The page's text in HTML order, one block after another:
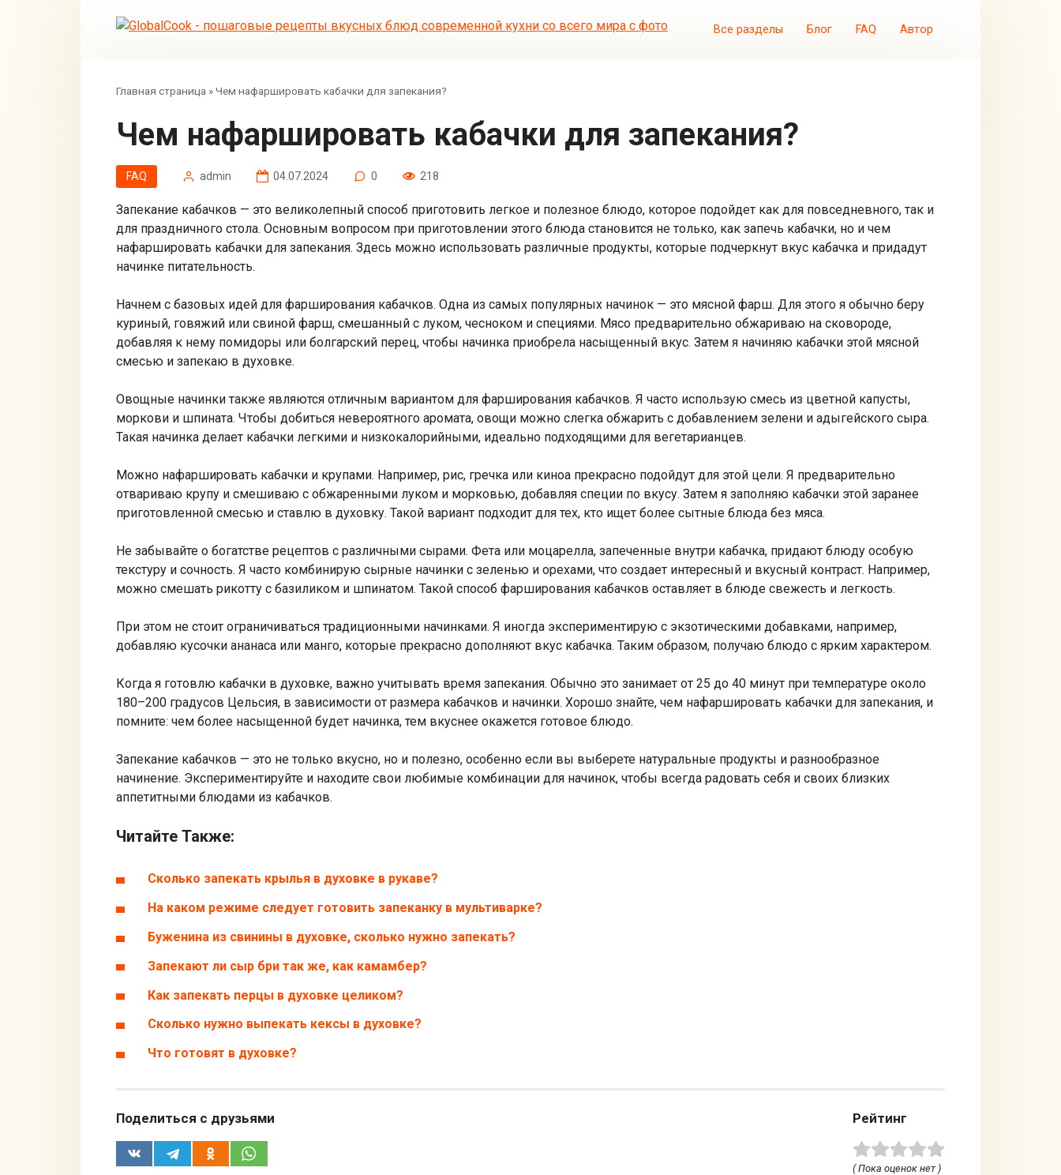
Все разделы Блог FAQ Автор
Главная страница »Чем нафаршировать кабачки для запекания?
Чем нафаршировать кабачки для запекания?
FAQ admin 04.07.2024 0 218
Запекание кабачков — это великолепный способ приготовить легкое и полезное блюдо, которое подойдет как для повседневного, так и
для праздничного стола. Основным вопросом при приготовлении этого блюда становится не только, как запечь кабачки, но и чем
нафаршировать кабачки для запекания. Здесь можно использовать различные продукты, которые подчеркнут вкус кабачка и придадут
начинке питательность.
Начнем с базовых идей для фарширования кабачков. Одна из самых популярных начинок — это мясной фарш. Для этого я обычно беру
куриный, говяжий или свиной фарш, смешанный с луком, чесноком и специями. Мясо предварительно обжариваю на сковороде,
добавляя к нему помидоры или болгарский перец, чтобы начинка приобрела насыщенный вкус. Затем я начиняю кабачки этой мясной
смесью и запекаю в духовке.
Овощные начинки также являются отличным вариантом для фарширования кабачков. Я часто использую смесь из цветной капусты,
моркови и шпината. Чтобы добиться невероятного аромата, овощи можно слегка обжарить с добавлением зелени и адыгейского сыра.
Такая начинка делает кабачки легкими и низкокалорийными, идеально подходящими для вегетарианцев.
Можно нафаршировать кабачки и крупами. Например, рис, гречка или киноа прекрасно подойдут для этой цели. Я предварительно
отвариваю крупу и смешиваю с обжаренными луком и морковью, добавляя специи по вкусу. Затем я заполняю кабачки этой заранее
приготовленной смесью и ставлю в духовку. Такой вариант подходит для тех, кто ищет более сытные блюда без мяса.
Не забывайте о богатстве рецептов с различными сырами. Фета или моцарелла, запеченные внутри кабачка, придают блюду особую
текстуру и сочность. Я часто комбинирую сырные начинки с зеленью и орехами, что создает интересный и вкусный контраст. Например,
можно смешать рикотту с базиликом и шпинатом. Такой способ фарширования кабачков оставляет в блюде свежесть и легкость.
При этом не стоит ограничиваться традиционными начинками. Я иногда экспериментирую с экзотическими добавками, например,
добавляю кусочки ананаса или манго, которые прекрасно дополняют вкус кабачка. Таким образом, получаю блюдо с ярким характером.
Когда я готовлю кабачки в духовке, важно учитывать время запекания. Обычно это занимает от 25 до 40 минут при температуре около
180–200 градусов Цельсия, в зависимости от размера кабачков и начинки. Хорошо знайте, чем нафаршировать кабачки для запекания, и
помните: чем более насыщенной будет начинка, тем вкуснее окажется готовое блюдо.
Запекание кабачков — это не только вкусно, но и полезно, особенно если вы выберете натуральные продукты и разнообразное
начинение. Экспериментируйте и находите свои любимые комбинации для начинок, чтобы всегда радовать себя и своих близких
аппетитными блюдами из кабачков.
Читайте Также:
Сколько запекать крылья в духовке в рукаве?
На каком режиме следует готовить запеканку в мультиварке?
Буженина из свинины в духовке, сколько нужно запекать?
Запекают ли сыр бри так же, как камамбер?
Как запекать перцы в духовке целиком?
Сколько нужно выпекать кексы в духовке?
Что готовят в духовке?
Поделиться с друзьями Рейтинг
( Пока оценок нет )